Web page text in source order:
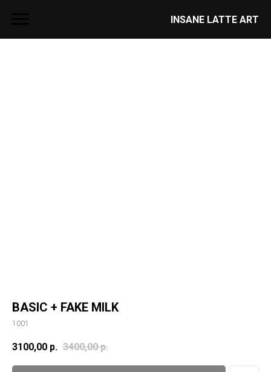
INSANE LATTE ART
BASIC + FAKE MILK
1001
3100,00 р. 3400,00 р.